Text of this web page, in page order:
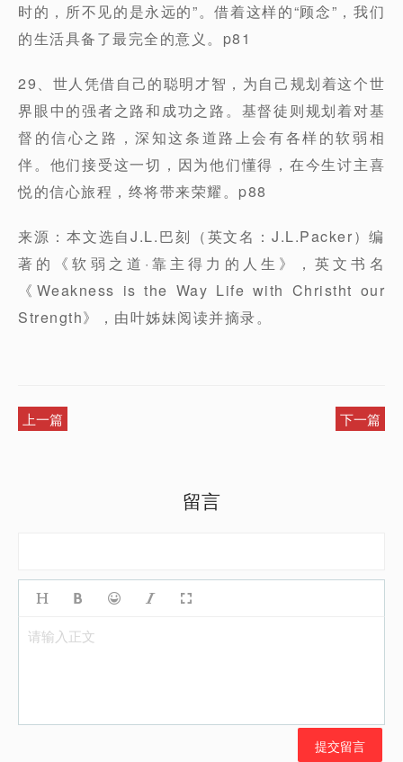
时的，所不见的是永远的”。借着这样的“顾念”，我们
的生活具备了最完全的意义。p81
29、世人凭借自己的聪明才智，为自己规划着这个世
界眼中的强者之路和成功之路。基督徒则规划着对基
督的信心之路，深知这条道路上会有各样的软弱相
伴。他们接受这一切，因为他们懂得，在今生讨主喜
悦的信心旅程，终将带来荣耀。p88
来源：本文选自J.L.巴刻（英文名：J.L.Packer）编
著的《软弱之道·靠主得力的人生》，英文书名
《Weakness is the Way Life with Christht our
Strength》，由叶姊妹阅读并摘录。
上一篇 下一篇
留言
请输入正文
提交留言